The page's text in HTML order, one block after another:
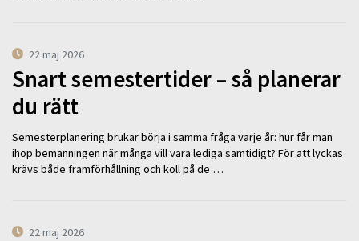
22 maj 2026
Snart semestertider – så planerar
du rätt
Semesterplanering brukar börja i samma fråga varje år: hur får man
ihop bemanningen när många vill vara lediga samtidigt? För att lyckas
krävs både framförhållning och koll på de …
22 maj 2026